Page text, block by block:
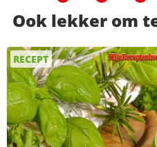
Ook lekker om
RECEPT